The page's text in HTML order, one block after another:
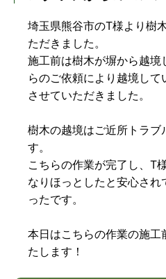
埼玉県熊谷市のT様より樹
ただきました。
施工前は樹木が塀から越境
らのご依頼により越境し
させていただきました。
樹木の越境はご近所トラブ
す。
こちらの作業が完了し、T
なりほっとしたと安心さ
ったです。
本日はこちらの作業の施工
たします！